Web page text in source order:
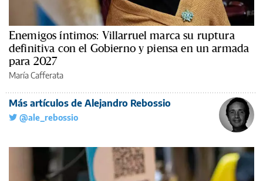
Enemigos íntimos: Villarruel marca su ruptura
definitiva con el Gobierno y piensa en un armada
para 2027
María Cafferata
Más artículos de Alejandro Rebossio
@ale_rebossio